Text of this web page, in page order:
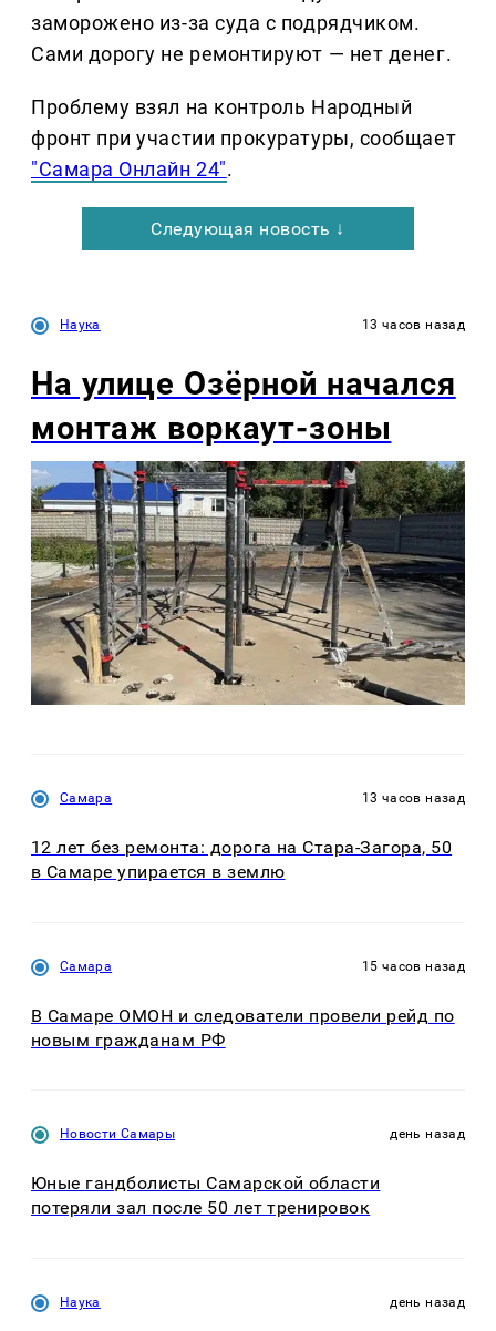
заморожено из-за суда с подрядчиком.
Сами дорогу не ремонтируют — нет денег.
Проблему взял на контроль Народный
фронт при участии прокуратуры, сообщает
"Самара Онлайн 24".
Следующая новость ↓
Наука 13 часов назад
На улице Озëрной начался
монтаж воркаут-зоны
Самара 13 часов назад
12 лет без ремонта: дорога на Стара-Загора, 50
в Самаре упирается в землю
Самара 15 часов назад
В Самаре ОМОН и следователи провели рейд по
новым гражданам РФ
Новости Самары день назад
Юные гандболисты Самарской области
потеряли зал после 50 лет тренировок
Наука день назад